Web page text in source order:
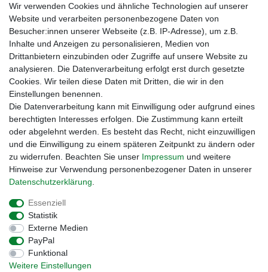
Zahlungsmöglichkeiten
Impressum
Wir verwenden Cookies und ähnliche Technologien auf unserer
Website und verarbeiten personenbezogene Daten von
Besucher:innen unserer Webseite (z.B. IP-Adresse), um z.B.
Inhalte und Anzeigen zu personalisieren, Medien von
Drittanbietern einzubinden oder Zugriffe auf unsere Website zu
analysieren. Die Datenverarbeitung erfolgt erst durch gesetzte
Cookies. Wir teilen diese Daten mit Dritten, die wir in den
Einstellungen benennen.
Die Datenverarbeitung kann mit Einwilligung oder aufgrund eines
berechtigten Interesses erfolgen. Die Zustimmung kann erteilt
oder abgelehnt werden. Es besteht das Recht, nicht einzuwilligen
und die Einwilligung zu einem späteren Zeitpunkt zu ändern oder
zu widerrufen. Beachten Sie unser Impressum und weitere
Hinweise zur Verwendung personenbezogener Daten in unserer
Daten­schutz­erklärung
Essenziell
Statistik
Externe Medien
PayPal
Funktional
Weitere Einstellungen